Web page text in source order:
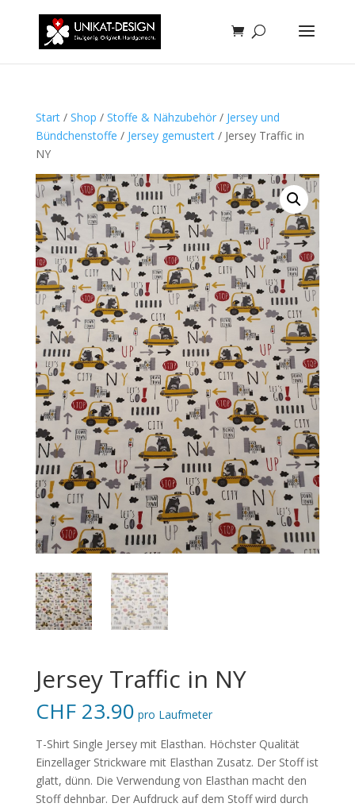
Start/ Shop / Stoffe & Nähzubehör/ Jersey und
Bündchenstoffe / Jersey gemustert/ Jersey Traffic in
NY
Jersey Traffic in NY
CHF23.90 pro Laufmeter
T-Shirt Single Jersey mit Elasthan. Höchster Qualität
Einzellager Strickware mit Elasthan Zusatz. Der Stoff ist
glatt, dünn. Die Verwendung von Elasthan macht den
Stoff dehnbar. Der Aufdruck auf dem Stoff wird durch